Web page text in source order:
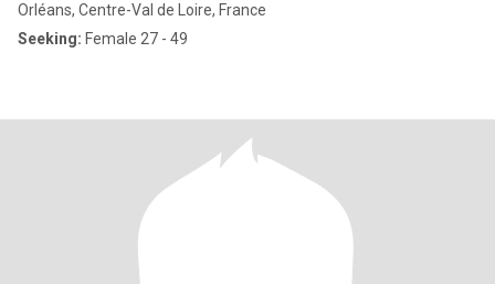
Orléans, Centre-Val de Loire, France
Seeking: Female 27 - 49